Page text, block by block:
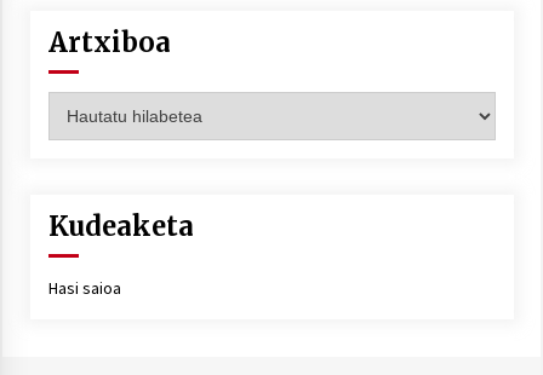
Artxiboa
Kudeaketa
Hasi saioa